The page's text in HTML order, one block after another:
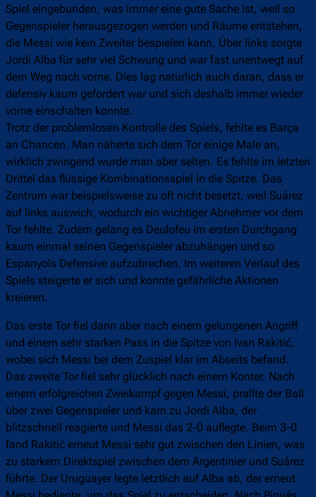
Spiel eingebunden, was immer eine gute Sache ist, weil so
Gegenspieler herausgezogen werden und Räume entstehen,
die Messi wie kein Zweiter bespielen kann. Über links sorgte
Jordi Alba für sehr viel Schwung und war fast unentwegt auf
dem Weg nach vorne. Dies lag natürlich auch daran, dass er
defensiv kaum gefordert war und sich deshalb immer wieder
vorne einschalten konnte.
Trotz der problemlosen Kontrolle des Spiels, fehlte es Barça
an Chancen. Man näherte sich dem Tor einige Male an,
wirklich zwingend wurde man aber selten. Es fehlte im letzten
Drittel das flüssige Kombinationsspiel in die Spitze. Das
Zentrum war beispielsweise zu oft nicht besetzt, weil Suárez
auf links auswich, wodurch ein wichtiger Abnehmer vor dem
Tor fehlte. Zudem gelang es Deulofeu im ersten Durchgang
kaum einmal seinen Gegenspieler abzuhängen und so
Espanyols Defensive aufzubrechen. Im weiteren Verlauf des
Spiels steigerte er sich und konnte gefährliche Aktionen
kreieren.
Das erste Tor fiel dann aber nach einem gelungenen Angriff
und einem sehr starken Pass in die Spitze von Ivan Rakitić,
wobei sich Messi bei dem Zuspiel klar im Abseits befand.
Das zweite Tor fiel sehr glücklich nach einem Konter. Nach
einem erfolgreichen Zweikampf gegen Messi, prallte der Ball
über zwei Gegenspieler und kam zu Jordi Alba, der
blitzschnell reagierte und Messi das 2-0 auflegte. Beim 3-0
fand Rakitić erneut Messi sehr gut zwischen den Linien, was
zu starkem Direktspiel zwischen dem Argentinier und Suárez
führte. Der Uruguayer legte letztlich auf Alba ab, der erneut